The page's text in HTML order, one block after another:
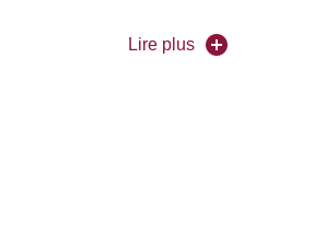
une crise hypertensive
Lire plus